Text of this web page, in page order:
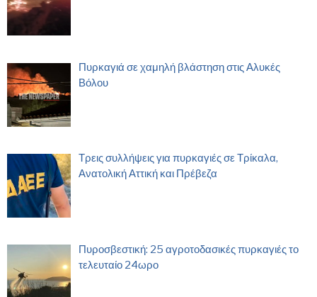
Πυρκαγιά σε χαμηλή βλάστηση στις Αλυκές
Βόλου
Τρεις συλλήψεις για πυρκαγιές σε Τρίκαλα,
Ανατολική Αττική και Πρέβεζα
Πυροσβεστική: 25 αγροτοδασικές πυρκαγιές το
τελευταίο 24ωρο